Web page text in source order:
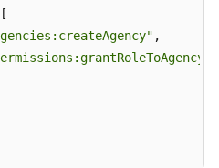
[
,